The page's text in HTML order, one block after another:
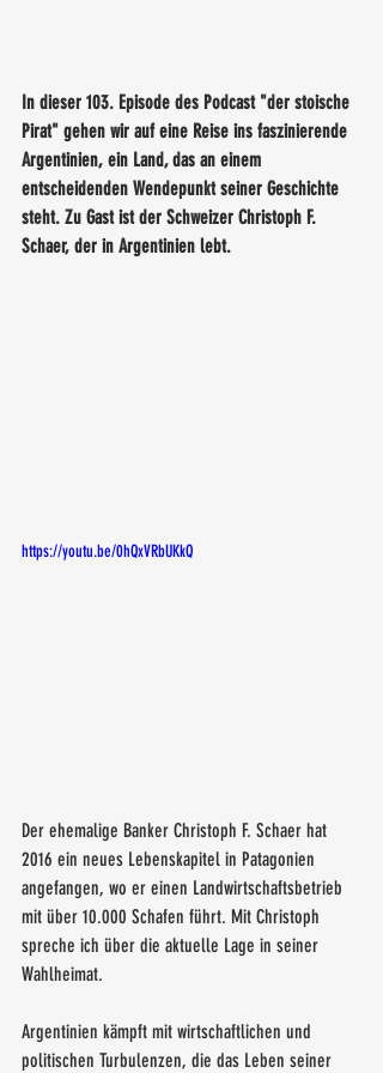
In dieser 103. Episode des Podcast "der stoische
Pirat" gehen wir auf eine Reise ins faszinierende
Argentinien, ein Land, das an einem
entscheidenden Wendepunkt seiner Geschichte
steht. Zu Gast ist der Schweizer Christoph F.
Schaer, der in Argentinien lebt.
https://youtu.be/0hQxVRbUKkQ
Der ehemalige Banker Christoph F. Schaer hat
2016 ein neues Lebenskapitel in Patagonien
angefangen, wo er einen Landwirtschaftsbetrieb
mit über 10.000 Schafen führt. Mit Christoph
spreche ich über die aktuelle Lage in seiner
Wahlheimat.
Argentinien kämpft mit wirtschaftlichen und
politischen Turbulenzen, die das Leben seiner